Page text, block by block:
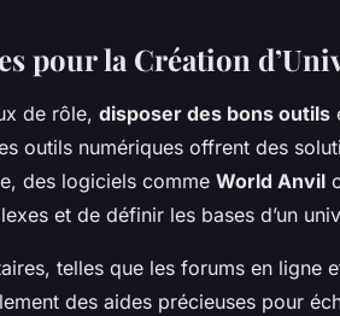
pour la Création
de rôle, disposer des bons outils
outils numériques offrent des
des logiciels comme World Anvil
et de définir les bases d’un
, telles que les forums en ligne
des aides précieuses pour